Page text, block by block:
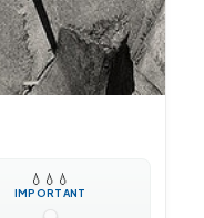
💧 💧 💧
IMPORTANT